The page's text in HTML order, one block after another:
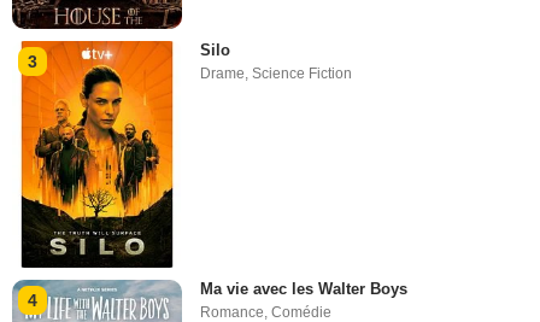
3
Silo
Drame ,Science Fiction
4
Ma vie avec les Walter Boys
Romance,Comédie